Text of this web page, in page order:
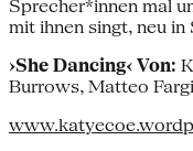
Sprecher*innen mal
mit ihnen singt, neu
›She Dancing‹ Von:
Burrows, Matteo